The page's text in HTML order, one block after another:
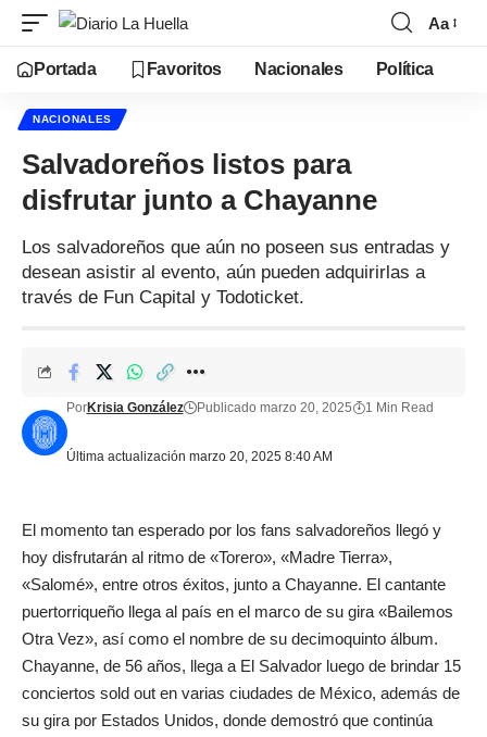
Aa
Portada Favoritos Nacionales Política
NACIONALES
Salvadoreños listos para
disfrutar junto a Chayanne
Los salvadoreños que aún no poseen sus entradas y
desean asistir al evento, aún pueden adquirirlas a
través de Fun Capital y Todoticket.
Última actualización marzo 20, 2025 8:40 AM
PorKrisia González Publicado marzo 20, 2025 1 Min Read
El momento tan esperado por los fans salvadoreños llegó y
hoy disfrutarán al ritmo de «Torero», «Madre Tierra»,
«Salomé», entre otros éxitos, junto a Chayanne. El cantante
puertorriqueño llega al país en el marco de su gira «Bailemos
Otra Vez», así como el nombre de su decimoquinto álbum.
Chayanne, de 56 años, llega a El Salvador luego de brindar 15
conciertos sold out en varias ciudades de México, además de
su gira por Estados Unidos, donde demostró que continúa